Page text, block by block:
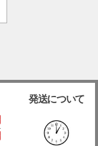
発送について